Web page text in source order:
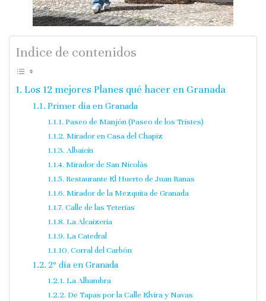
Indice de contenidos
Los 12 mejores Planes qué hacer en Granada
Primer día en Granada
Paseo de Manjón (Paseo de los Tristes)
Mirador en Casa del Chapiz
Albaicín
Mirador de San Nicolás
Restaurante El Huerto de Juan Ranas
Mirador de la Mezquita de Granada
Calle de las Teterías
La Alcaizeria
La Catedral
Corral del Carbón
2º día en Granada
La Alhambra
De Tapas por la Calle Elvira y Navas